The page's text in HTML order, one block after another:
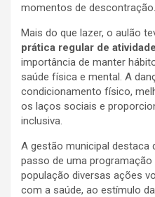
momentos de descontração.
Mais do que lazer, o aulão
prática regular de
importância de manter
saúde física e mental. A
condicionamento físico,
os laços sociais e
inclusiva.
A gestão municipal destaca
passo de uma programação
população diversas ações
com a saúde, ao estímulo